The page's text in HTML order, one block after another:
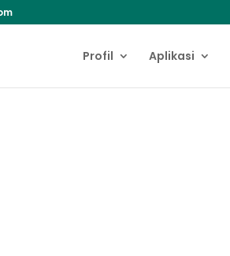
Profil Aplikasi